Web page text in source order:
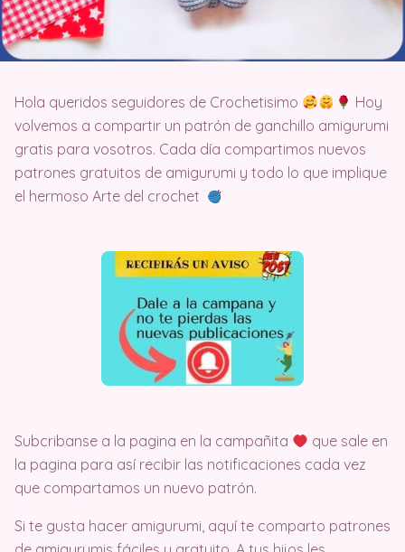
Hola queridos seguidores de Crochetisimo
Hoy
volvemos a compartir un patrón de ganchillo amigurumi
gratis para vosotros. Cada día compartimos nuevos
patrones gratuitos de amigurumi y todo lo que implique
el hermoso Arte del crochet
Subcribanse a la pagina en la campañita
que sale en
la pagina para así recibir las notificaciones cada vez
que compartamos un nuevo patrón.
Si te gusta hacer amigurumi, aquí te comparto patrones